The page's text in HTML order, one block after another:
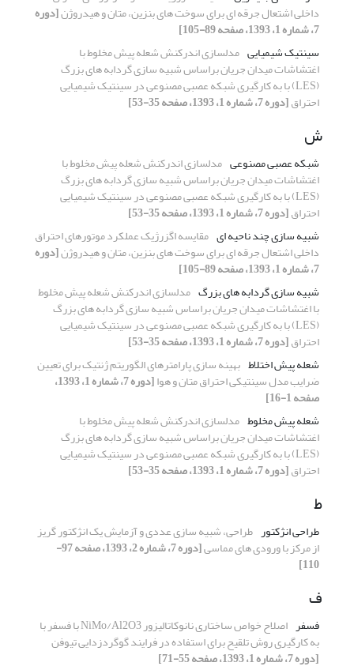
داخلی اشتعال جرقه­ ای برای سوخت­ های بنزین، متان و هیدروژن[دوره
7، شماره 1، 1393، صفحه 89-105]
سینتیک شیمیایی مدلسازی اندرکنش شعله پیش مخلوط با
اغتشاشات میدان جریان براساس شبیه سازی گردابه های بزرگ
(LES) با به کارگیری شبکه عصبی مصنوعی در سینتیک شیمیایی
احتراق[دوره 7، شماره 1، 1393، صفحه 35-53]
ش
شبکه عصبی مصنوعی مدلسازی اندرکنش شعله پیش مخلوط با
اغتشاشات میدان جریان براساس شبیه سازی گردابه های بزرگ
(LES) با به کارگیری شبکه عصبی مصنوعی در سینتیک شیمیایی
احتراق[دوره 7، شماره 1، 1393، صفحه 35-53]
شبیه ­سازی چند ناحیه­ ای مقایسه اگزرژیک عملکرد موتورهای احتراق
داخلی اشتعال جرقه­ ای برای سوخت­ های بنزین، متان و هیدروژن[دوره
7، شماره 1، 1393، صفحه 89-105]
شبیه سازی گردابه های بزرگ مدلسازی اندرکنش شعله پیش مخلوط
با اغتشاشات میدان جریان براساس شبیه سازی گردابه های بزرگ
(LES) با به کارگیری شبکه عصبی مصنوعی در سینتیک شیمیایی
احتراق[دوره 7، شماره 1، 1393، صفحه 35-53]
شعله پیش­ اختلاط بهینه سازی پارامترهای الگوریتم ژنتیک برای تعیین
ضرایب مدل سینتیکی احتراق متان و هوا [دوره 7، شماره 1، 1393،
صفحه 1-16]
شعله پیش مخلوط مدلسازی اندرکنش شعله پیش مخلوط با
اغتشاشات میدان جریان براساس شبیه سازی گردابه های بزرگ
(LES) با به کارگیری شبکه عصبی مصنوعی در سینتیک شیمیایی
احتراق[دوره 7، شماره 1، 1393، صفحه 35-53]
ط
طراحی انژکتور طراحی، شبیه ­سازی عددی و آزمایش یک انژکتور گریز
از مرکز با ورودی­ های مماسی [دوره 7، شماره 2، 1393، صفحه 97-
110]
ف
فسفر اصلاح خواص ساختاری نانوکاتالیزور NiMo/Al2O3 با فسفر با
به­ کارگیری روش تلقیح برای استفاده در فرایند گوگردزدایی تیوفن
[دوره 7، شماره 1، 1393، صفحه 55-71]